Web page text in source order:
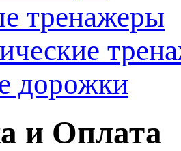
тренажеры
дорожки
и Оплата